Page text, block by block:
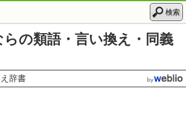
検索
の類語・言い換え・同義
辞書